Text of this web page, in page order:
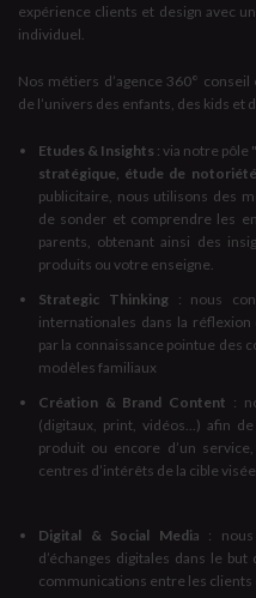
expérience clients et design avec
individuel.
Nos métiers d’agence 360°
de l’univers des enfants, des kids et
Etudes & Insights : via notre pôle
stratégique, étude de notoriété
publicitaire, nous utilisons des
de sonder et comprendre les
parents, obtenant ainsi des
produits ou votre enseigne.
Strategic Thinking: nous
internationales dans la réflexion
par la connaissance pointue
modèles familiaux
Création & Brand Content :
(digitaux, print, vidéos...) afin
produit ou encore d’un
centres d’intérêts de la cible visée.
Digital & Social Media : nous
d’échanges digitales dans le
communications entre les clients